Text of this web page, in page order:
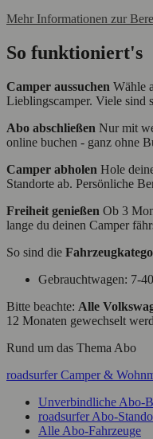
Mehr Informationen zur
So funktioniert's
Camper aussuchen Wähle
Lieblingscamper. Viele sind
Abo abschließen Nur mit
online buchen - ganz ohne
Camper abholen Hole
Standorte ab. Persönliche
Freiheit genießen Ob 3
lange du deinen Camper
So sind die
Gebrauchtwagen: 7-
Bitte beachte: Alle
12 Monaten gewechselt
Rund um das Thema Abo
roadsurfer Camper &
Unverbindliche Abo-
roadsurfer Abo-
Alle Abo-Fahrzeuge